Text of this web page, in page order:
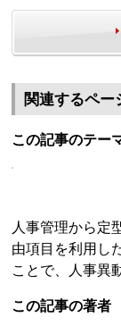
関連するペー
この記事のテー
人事管理から定
由項目を利用し
ことで、人事異
この記事の著者